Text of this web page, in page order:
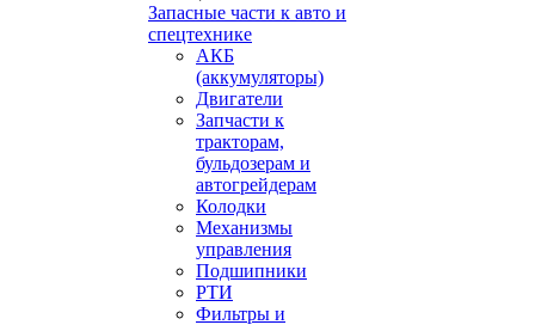
Запасные части к авто и
спецтехнике
АКБ
(аккумуляторы)
Двигатели
Запчасти к
тракторам,
бульдозерам и
автогрейдерам
Колодки
Механизмы
управления
Подшипники
РТИ
Фильтры и